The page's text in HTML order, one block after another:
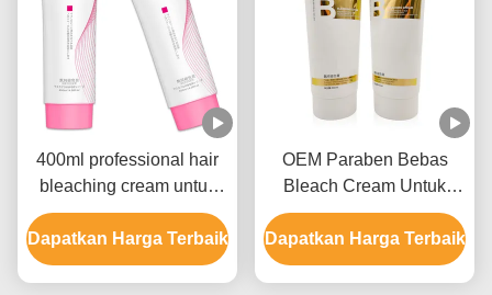
400ml professional hair
bleaching cream untuk
pria dan wanita hingga 9
level
Dapatkan Harga Terbaik
OEM Paraben Bebas
Bleach Cream Untuk
Warna Rambut Dengan
Ammonium Hydroxide
Dapatkan Harga Terbaik